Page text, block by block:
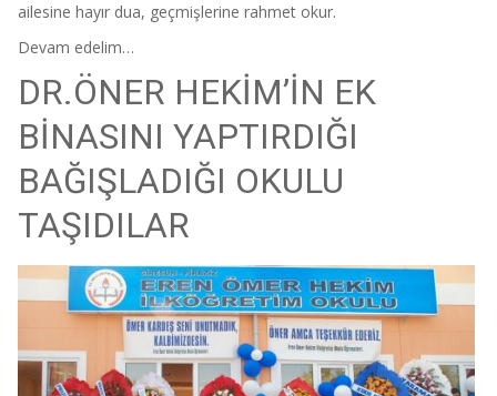
ailesine hayır dua, geçmişlerine rahmet okur.
Devam edelim…
DR.ÖNER HEKİM’İN EK
BİNASINI YAPTIRDIĞI
BAĞIŞLADIĞI OKULU
TAŞIDILAR